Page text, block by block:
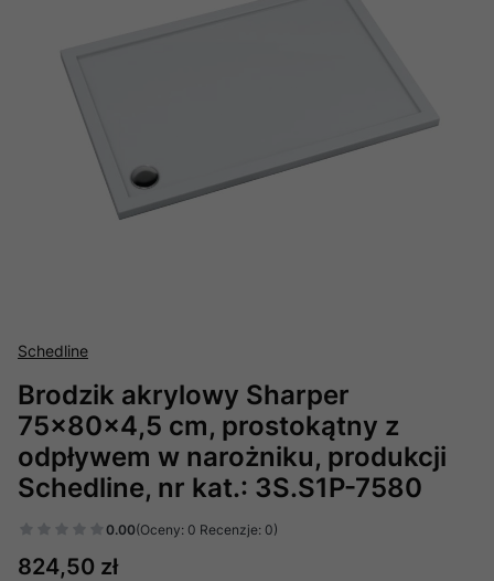
Schedline
Brodzik akrylowy Sharper
75x80x4,5 cm, prostokątny z
odpływem w narożniku, produkcji
Schedline, nr kat.: 3S.S1P-7580
0.00(Oceny: 0 Recenzje: 0)
Cena
824,50 zł